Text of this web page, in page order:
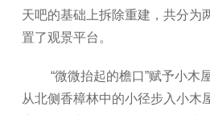
天吧的基础上拆除重建，共分为
置了观景平台。
“微微抬起的檐口”赋予小木
从北侧香樟林中的小径步入小木